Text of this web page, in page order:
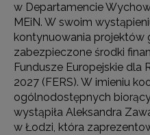
w Departamencie
MEiN. W swoim
kontynuowania projektów
zabezpieczone środki
Fundusze Europejskie dla
2027 (FERS). W imieniu
ogólnodostępnych
wystąpiła Aleksandra
w Łodzi, która